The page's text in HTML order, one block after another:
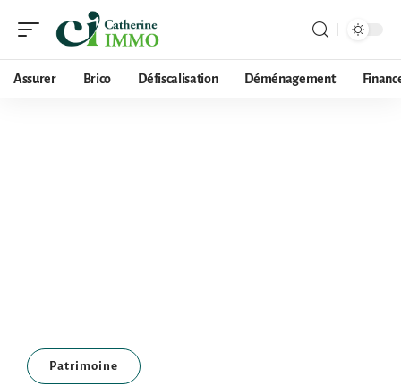
Assurer Brico Défiscalisation Déménagement
Patrimoine